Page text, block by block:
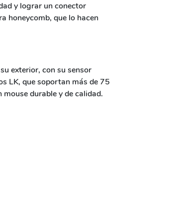
y lograr un conector
honeycomb, que lo hacen
exterior, con su sensor
LK, que soportan más de 75
durable y de calidad.